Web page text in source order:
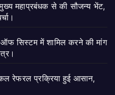
महाप्रबंधक से की सौजन्य भेंट,
सिस्टम में शामिल करने की मांग
रेफरल प्रक्रिया हुई आसान,